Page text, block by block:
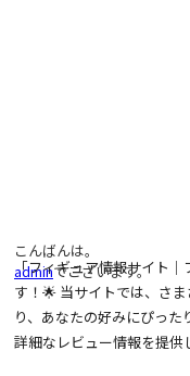
こんばんは。
adminでございます。
「フィギュア情報サイト
す！🌟 当サイトでは、さ
り、あなたの好みにぴっ
詳細なレビュー情報を提